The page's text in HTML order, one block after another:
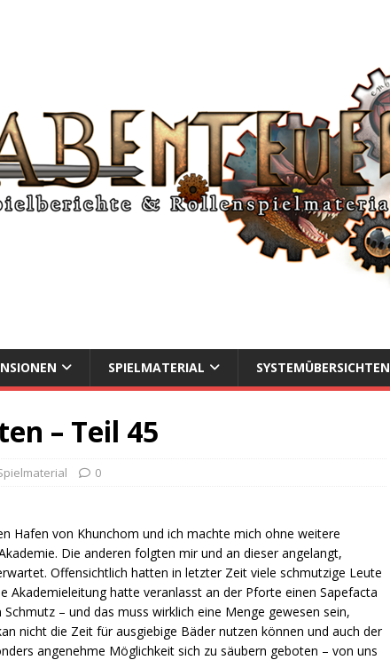
SPIELMATERIAL SYSTEMÜBERSICHTEN
– Teil 45
0
Hafen von Khunchom und ich machte mich ohne weitere
Die anderen folgten mir und an dieser angelangt,
Offensichtlich hatten in letzter Zeit viele schmutzige Leute
Akademieleitung hatte veranlasst an der Pforte einen Sapefacta
– und das muss wirklich eine Menge gewesen sein,
nicht die Zeit für ausgiebige Bäder nutzen können und auch der
angenehme Möglichkeit sich zu säubern geboten – von uns